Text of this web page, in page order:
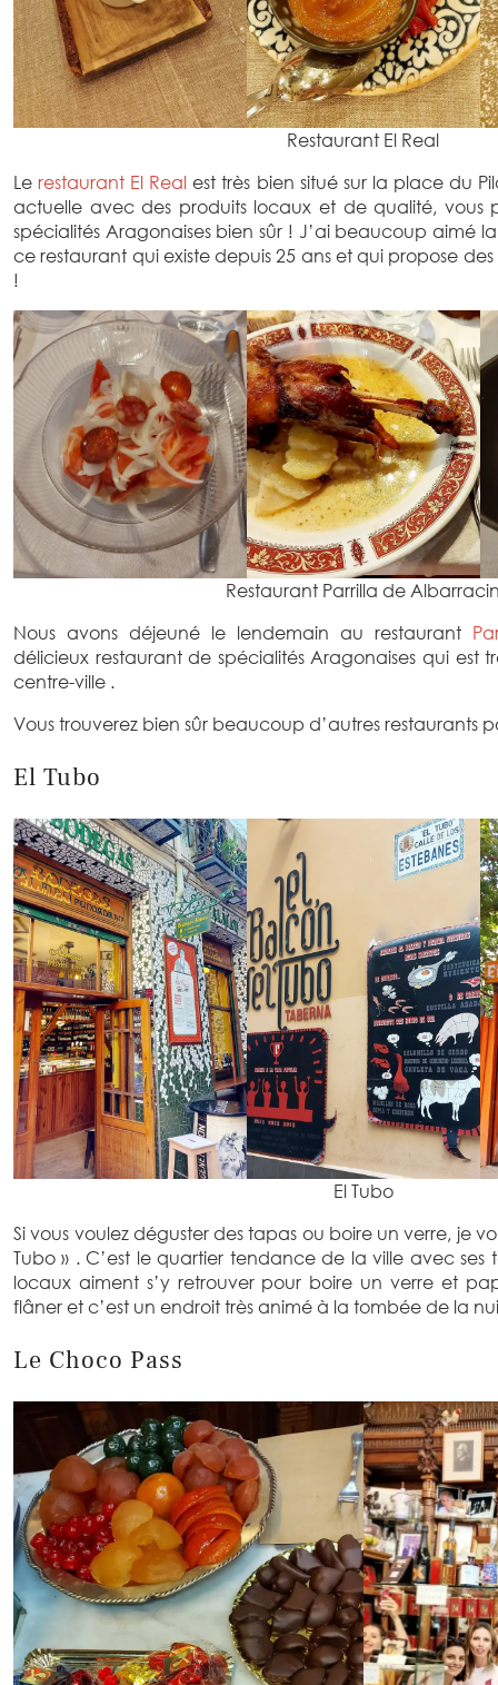
Restaurant El Real
Lerestaurant El Real est très bien situé sur la place du
actuelle avec des produits locaux et de qualité, vous
spécialités Aragonaises bien sûr ! J’ai beaucoup aimé
ce restaurant qui existe depuis 25 ans et qui propose
!
Restaurant Parrilla de
Nous avons déjeuné le lendemain au restaurant
délicieux restaurant de spécialités Aragonaises qui est
centre-ville .
Vous trouverez bien sûr beaucoup d’autres restaurants
El Tubo
El Tubo
Si vous voulez déguster des tapas ou boire un verre, je
Tubo » . C’est le quartier tendance de la ville avec ses
locaux aiment s’y retrouver pour boire un verre et
flâner et c’est un endroit très animé à la tombée de la
Le Choco Pass